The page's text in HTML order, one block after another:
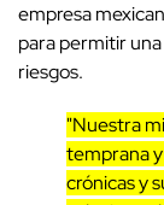
empresa
para permitir
riesgos.
"Nuestra
temprana
crónicas y